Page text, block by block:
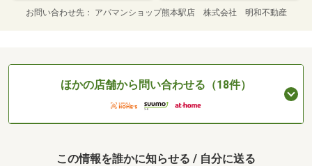
お問い合わせ先 アパマンショップ熊本駅店 株式会社 明和不動産
ほかの店舗から問い合わせる（18件）
この情報を誰かに知らせる / 自分に送る